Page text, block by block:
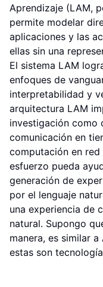
Aprendizaje (LAM,
permite modelar
aplicaciones y las
ellas sin una
El sistema LAM
enfoques de
interpretabilidad y
arquitectura LAM
investigación como
comunicación en
computación en
esfuerzo pueda
generación de
por el lenguaje
una experiencia de
natural. Supongo
manera, es similar
estas son